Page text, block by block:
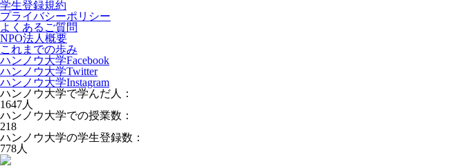
学生登録規約
プライバシーポリシー
よくあるご質問
NPO法人概要
これまでの歩み
ハンノウ大学Facebook
ハンノウ大学Twitter
ハンノウ大学Instagram
ハンノウ大学で学んだ人：
1647人
ハンノウ大学での授業数：
218
ハンノウ大学の学生登録数：
778人